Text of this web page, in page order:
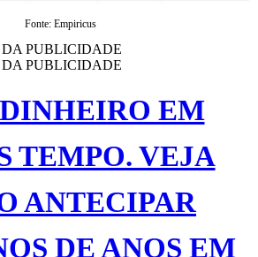
Fonte: Empiricus
PUBLICIDADE
PUBLICIDADE
EM
TEMPO. VEJA
ANTECIPAR
DE ANOS EM